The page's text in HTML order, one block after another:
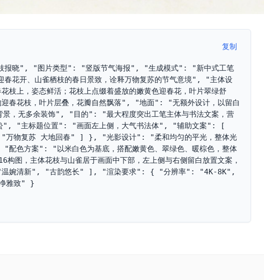
复制
", "图片类型": "竖版节气海报", "生成模式": "新中式工笔
花开、山雀栖枝的春日景致，诠释万物复苏的节气意境", "主体设
上，姿态鲜活；花枝上点缀着盛放的嫩黄色迎春花，叶片翠绿舒
花枝，叶片层叠，花瓣自然飘落", "地面": "无额外设计，以留白
无多余装饰", "目的": "最大程度突出工笔主体与书法文案，营
"主标题位置": "画面左上侧，大气书法体", "辅助文案": [
"万物复苏 大地回春" ] }, "光影设计": "柔和均匀的平光，整体光
配色方案": "以米白色为基底，搭配嫩黄色、翠绿色、暖棕色，整体
，主体花枝与山雀居于画面中下部，左上侧与右侧留白放置文案，
温婉清新", "古韵悠长" ], "渲染要求": { "分辨率": "4K-8K",
净雅致" }